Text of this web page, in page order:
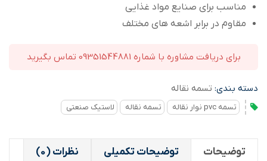
مناسب برای صنایع مواد غذایی
مقاوم در برابر اشعه های مختلف
برای دریافت مشاوره با شماره 09351544881 تماس بگیرید
دسته بندی: تسمه نقاله
تسمه pvc نوار نقاله تسمه نقاله لاستیک صنعتی
توضیحات توضیحات تکمیلی نظرات (0)